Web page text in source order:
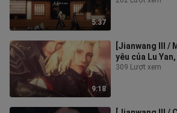
5:37
9:18
[Jianwang III /
yêu của Lu
"Encounter"
309 Lượt xem